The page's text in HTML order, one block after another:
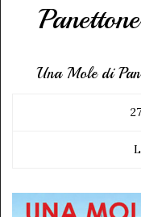
Una Mole di